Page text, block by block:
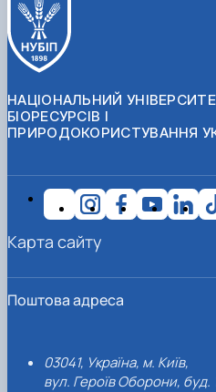
НАЦІОНАЛЬНИЙ
БІОРЕСУРСІВ І
ПРИРОДОКОРИСТУВАННЯ
Поштова адреса
03041, Україна, м. Київ,
вул. Героїв Оборони, буд.
Карта сайту